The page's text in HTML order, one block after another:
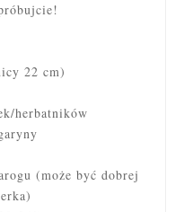
22 cm)
herbatników
(może być dobrej